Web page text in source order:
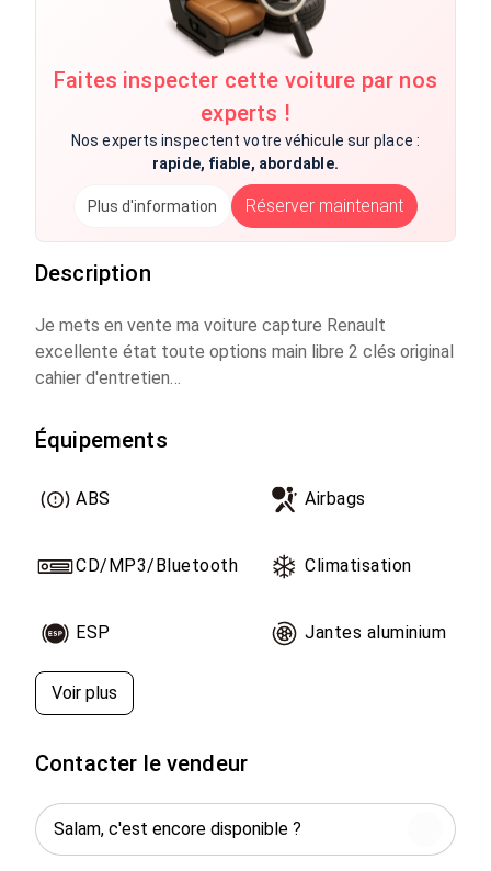
Faites inspecter cette voiture par nos
experts !
Nos experts inspectent votre véhicule sur place :
rapide, fiable, abordable.
Plus d'information Réserver maintenant
Description
Je mets en vente ma voiture capture Renault
excellente état toute options main libre 2 clés original
cahier d'entretien
Équipements
ABS Airbags
CD/MP3/Bluetooth Climatisation
ESP Jantes aluminium
Voir plus
Contacter le vendeur